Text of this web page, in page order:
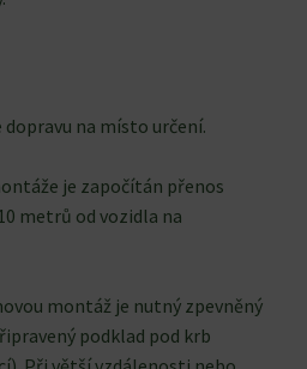
na místo určení.
je započítán přenos
metrů od vozidla na
montáž je nutný zpevněný
podklad pod krb